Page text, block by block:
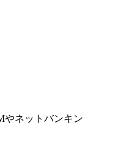
やネットバンキン